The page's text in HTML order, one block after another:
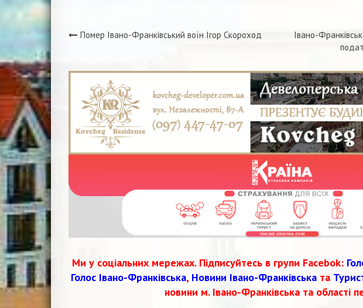
Навігація
записів
Помер Івано-Франківський воїн Ігор Скороход
Івано-
Ми у соціальних мережах. Підписуйтесь в групи Facebok:
Голос Івано-Франківська, Новини Івано-Франківськата
новини м. Івано-Франківська та області